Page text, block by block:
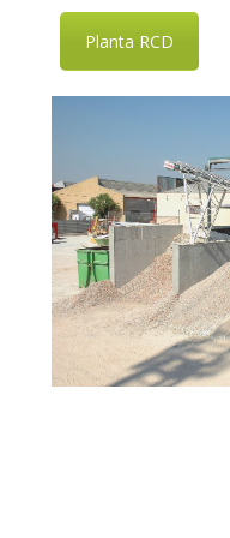
estadístico de la
servicio ofertado. Para
nuestra página web
productos o servicios
gestión, de la forma
publicitarios que, en
una página web,
presta el servicio
contenido editado o la
los anuncios.
Cookies de
aquéllas que permiten
posible, de los
Planta RCD